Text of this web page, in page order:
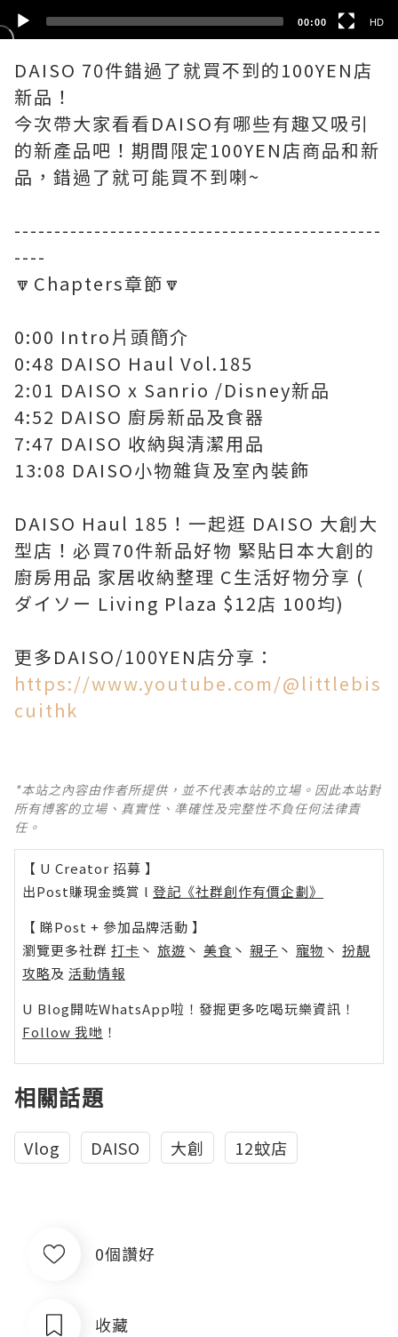
00:00 HD
DAISO 70件錯過了就買不到的100YEN店
新品！
今次帶大家看看DAISO有哪些有趣又吸引
的新產品吧！期間限定100YEN店商品和新
品，錯過了就可能買不到喇~
----------------------------------------------
----
🔽Chapters章節🔽
0:00 Intro片頭簡介
0:48 DAISO Haul Vol.185
2:01 DAISO x Sanrio /Disney新品
4:52 DAISO 廚房新品及食器
7:47 DAISO 收納與清潔用品
13:08 DAISO小物雜貨及室內裝飾
DAISO Haul 185！一起逛 DAISO 大創大
型店！必買70件新品好物 緊貼日本大創的
廚房用品 家居收納整理 C生活好物分享 (
ダイソー Living Plaza $12店 100均)
更多DAISO/100YEN店分享：
https://www.youtube.com/@littlebis
cuithk
*本站之內容由作者所提供，並不代表本站的立場。因此本站對
所有博客的立場、真實性、準確性及完整性不負任何法律責
任。
【 U Creator 招募 】
出Post賺現金獎賞 l 登記《社群創作有價企劃》
【 睇Post + 參加品牌活動 】
瀏覽更多社群 打卡 丶 旅遊 丶 美食 丶 親子 丶 寵物 丶 扮靚
攻略及 活動情報
U Blog開咗WhatsApp啦！發掘更多吃喝玩樂資訊！
Follow 我哋 ！
相關話題
Vlog DAISO 大創 12蚊店
0個讚好
收藏